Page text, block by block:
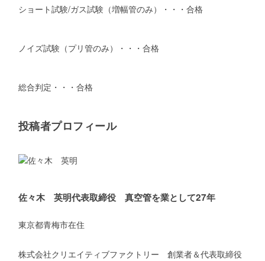
ショート試験/ガス試験（増幅管のみ）・・・合格
ノイズ試験（プリ管のみ）・・・合格
総合判定・・・合格
投稿者プロフィール
佐々木 英明代表取締役 真空管を業として27年
東京都青梅市在住
株式会社クリエイティブファクトリー 創業者＆代表取締役